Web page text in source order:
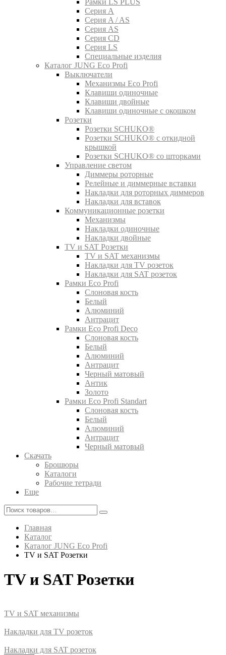
Рамки LS PLUS
Серия A
Серия A / AS
Серия AS
Серия CD
Серия LS
Специальные изделия
Каталог JUNG Eco Profi
Выключатели
Механизмы Eco Profi
Клавиши одиночные
Клавиши двойные
Клавиши одиночные с окошком
Розетки
Розетки SCHUKO®
Розетки SCHUKO® с откидной
крышкой
Розетки SCHUKO® со шторками
Управление светом
Диммеры роторные
Релейные и диммерные вставки
Накладки для роторных диммеров
Накладки для вставок
Коммуникационные розетки
Механизмы
Накладки одиночные
Накладки двойные
TV и SAT Розетки
TV и SAT механизмы
Накладки для TV розеток
Накладки для SAT розеток
Рамки Eco Profi
Слоновая кость
Белый
Алюминий
Антрацит
Рамки Eco Profi Deco
Слоновая кость
Белый
Алюминий
Антрацит
Черный матовый
Антик
Золото
Рамки Eco Profi Standart
Слоновая кость
Белый
Алюминий
Антрацит
Черный матовый
Скачать
Брошюры
Каталоги
Рабочие тетради
Еще
Главная
Каталог
Каталог JUNG Eco Profi
TV и SAT Розетки
TV и SAT Розетки
TV и SAT механизмы
Накладки для TV розеток
Накладки для SAT розеток